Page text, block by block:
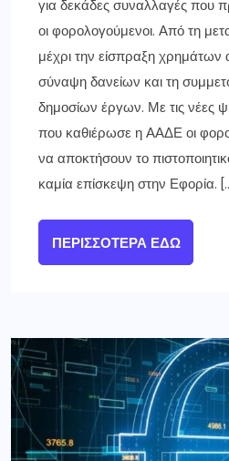
για δεκάδες συναλλαγές που
οι φορολογούμενοι. Από τη
μέχρι την είσπραξη χρημάτων
σύναψη δανείων και τη
δημοσίων έργων. Με τις νέες
που καθιέρωσε η ΑΑΔΕ οι
να αποκτήσουν το
καμία επίσκεψη στην Εφορία.
ΠΕΡΙΣΣΌΤΕΡΑ ΕΔΏ